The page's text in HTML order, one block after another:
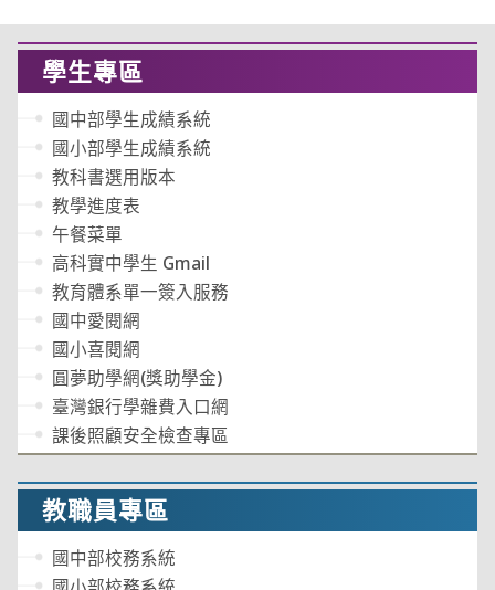
學生專區
國中部學生成績系統
國小部學生成績系統
教科書選用版本
教學進度表
午餐菜單
高科實中學生 Gmail
教育體系單一簽入服務
國中愛閱網
國小喜閱網
圓夢助學網(獎助學金)
臺灣銀行學雜費入口網
課後照顧安全檢查專區
教職員專區
國中部校務系統